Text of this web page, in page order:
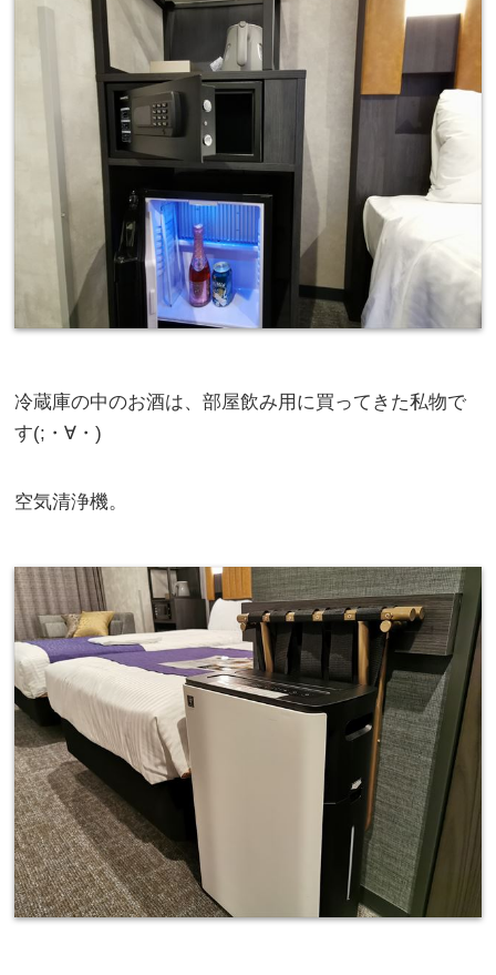
冷蔵庫の中のお酒は、部屋飲み用に買ってきた私物で
す(;・∀・)
空気清浄機。